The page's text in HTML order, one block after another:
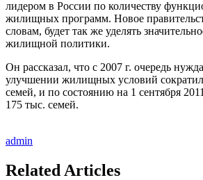
лидером в России по количеству
жилищных программ. Новое
словам, будет так же уделять
жилищной политики.
Он рассказал, что с 2007 г. очередь
улучшении жилищных условий
семей, и по состоянию на 1 сентября
175 тыс. семей.
admin
Related Articles